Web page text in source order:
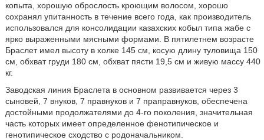
копыта, хорошую оброслость кроющим волосом, хорошо
сохранял упитанность в течение всего года, как производитель
использовался для консолидации казахских кобыл типа жабе с
ярко выраженными мясными формами. В пятилетнем возрасте
Браслет имел высоту в холке 145 см, косую длину туловища 150
см, обхват груди 180 см, обхват пясти 19,5 см и живую массу 440
кг.
Заводская линия Браслета в основном развивается через 3
сыновей, 7 внуков, 7 правнуков и 7 праправнуков, обеспечена
достойными продолжателями до 4-го поколения, значительная
часть которых имеет определенное фенотипическое и
генотипическое сходство с родоначальником.